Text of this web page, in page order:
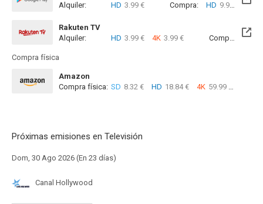
Alquiler:
HD 3.99 € Compra: HD 9.99 €
Rakuten TV
Alquiler:
HD 3.99 € 4K 3.99 € Compra: SD
Compra física
Amazon
Compra física: SD 8.32 € HD 18.84 € 4K 59.99 €
Próximas emisiones en Televisión
Dom, 30 Ago 2026 (En 23 días)
Canal Hollywood